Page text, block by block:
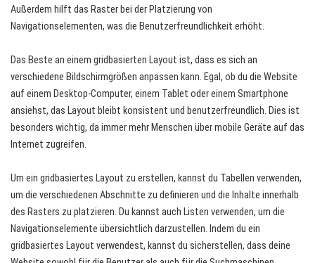
Außerdem hilft das Raster bei der Platzierung von
Navigationselementen, was die Benutzerfreundlichkeit erhöht.
Das Beste an einem gridbasierten Layout ist, dass es sich an
verschiedene Bildschirmgrößen anpassen kann. Egal, ob du die Website
auf einem Desktop-Computer, einem Tablet oder einem Smartphone
ansiehst, das Layout bleibt konsistent und benutzerfreundlich. Dies ist
besonders wichtig, da immer mehr Menschen über mobile Geräte auf das
Internet zugreifen.
Um ein gridbasiertes Layout zu erstellen, kannst du Tabellen verwenden,
um die verschiedenen Abschnitte zu definieren und die Inhalte innerhalb
des Rasters zu platzieren. Du kannst auch Listen verwenden, um die
Navigationselemente übersichtlich darzustellen. Indem du ein
gridbasiertes Layout verwendest, kannst du sicherstellen, dass deine